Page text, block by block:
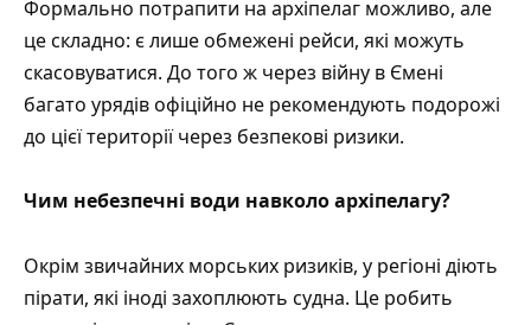
Формально потрапити на архіпелаг можливо, але
це складно: є лише обмежені рейси, які можуть
скасовуватися. До того ж через війну в Ємені
багато урядів офіційно не рекомендують подорожі
до цієї території через безпекові ризики.
Чим небезпечні води навколо архіпелагу?
Окрім звичайних морських ризиків, у регіоні діють
пірати, які іноді захоплюють судна. Це робить